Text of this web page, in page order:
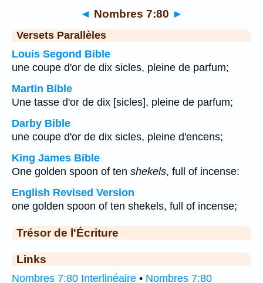
◄ Nombres 7:80 ►
Versets Parallèles
Louis Segond Bible
une coupe d'or de dix sicles, pleine de parfum;
Martin Bible
Une tasse d'or de dix [sicles], pleine de parfum;
Darby Bible
une coupe d'or de dix sicles, pleine d'encens;
King James Bible
One golden spoon of ten shekels, full of incense:
English Revised Version
one golden spoon of ten shekels, full of incense;
Trésor de l'Écriture
Links
Nombres 7:80 Interlinéaire • Nombres 7:80